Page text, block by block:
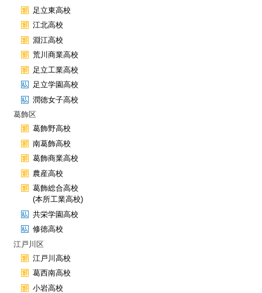
足立東高校
江北高校
淵江高校
荒川商業高校
足立工業高校
足立学園高校
潤徳女子高校
葛飾区
葛飾野高校
南葛飾高校
葛飾商業高校
農産高校
葛飾総合高校
(本所工業高校)
共栄学園高校
修徳高校
江戸川区
江戸川高校
葛西南高校
小岩高校